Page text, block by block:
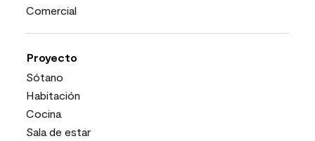
Comercial
Proyecto
Sótano
Habitación
Cocina
Sala de estar